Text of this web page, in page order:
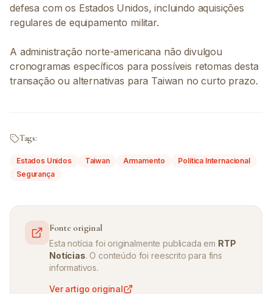
defesa com os Estados Unidos, incluindo aquisições
regulares de equipamento militar.
A administração norte-americana não divulgou
cronogramas específicos para possíveis retomas desta
transação ou alternativas para Taiwan no curto prazo.
Tags:
Estados Unidos Taiwan Armamento
Política Internacional
Segurança
Fonte original
Esta notícia foi originalmente publicada em RTP
Notícias. O conteúdo foi reescrito para fins
informativos.
Ver artigo original